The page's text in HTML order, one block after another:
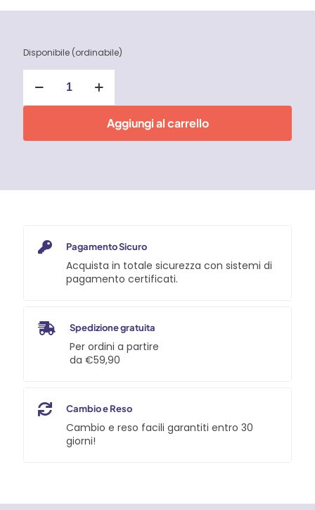
Disponibile (ordinabile)
Argon
non
quantità
Aggiungi al carrello
Pagamento Sicuro
Acquista in totale sicurezza con sistemi di
pagamento certificati.
Spedizione gratuita
Per ordini a partire
da €59,90
Cambio e Reso
Cambio e reso facili garantiti entro 30
giorni!